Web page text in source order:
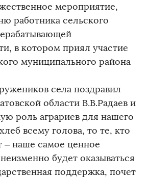
мероприятие,
работника сельского
в котором приял участие
муниципального района
села поздравил
области В.В.Радаев и
роль аграриев для нашего
всему голова, то те, кто
– наше самое ценное
будет оказываться
поддержка, почет